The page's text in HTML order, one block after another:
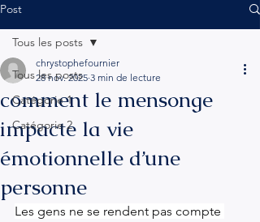
Post
Tous les posts
Catégorie 1
Catégorie 2
Tous les posts
comment le mensonge
impacte la vie
émotionnelle d’une
personne
chrystophefournier
28 nov. 2025 3 min de lecture
Les gens ne se rendent pas compte